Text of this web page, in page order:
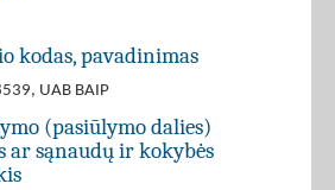
kodas, pavadinimas
UAB BAIP
(pasiūlymo dalies)
ar sąnaudų ir kokybės